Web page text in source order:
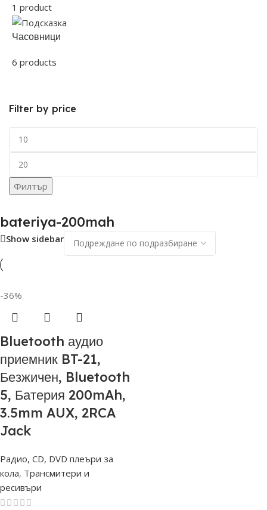
1 product
Часовници
6 products
Filter by price
Филтър
bateriya-200mah
Show sidebar
-36%
Bluetooth аудио
приемник BT-21,
Безжичен, Bluetooth
5, Батерия 200mAh,
3.5mm AUX, 2RCA
Jack
Радио, CD, DVD плеъри за
кола, Трансмитери и
ресивъри